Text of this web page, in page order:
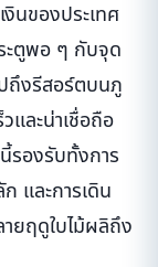
งินของประเทศ
ะตูพอ ๆ กับจุด
ถึงรีสอร์ตบนภู
และน่าเชื่อถือ
รองรับทั้งการ
และการเดิน
ยฤดูใบไม้ผลิถึง